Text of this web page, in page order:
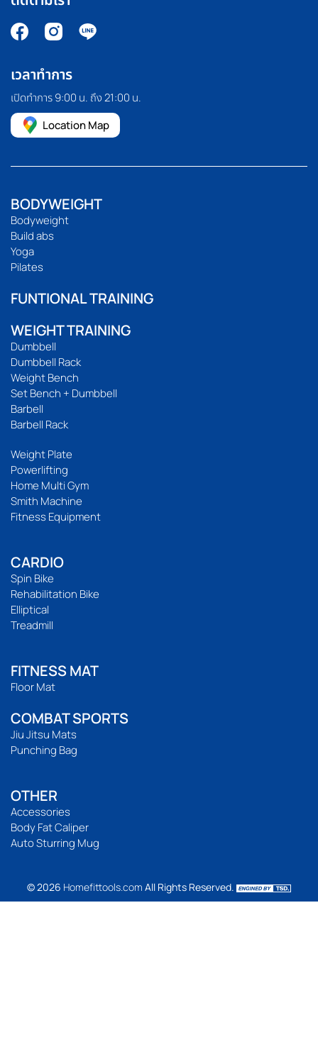
เวลาทำการ
เปิดทำการ 9:00 น. ถึง 21:00 น.
Location Map
BODYWEIGHT
Bodyweight
Build abs
Yoga
Pilates
FUNTIONAL TRAINING
WEIGHT TRAINING
Dumbbell
Dumbbell Rack
Weight Bench
Set Bench + Dumbbell
Barbell
Barbell Rack
Weight Plate
Powerlifting
Home Multi Gym
Smith Machine
Fitness Equipment
CARDIO
Spin Bike
Rehabilitation Bike
Elliptical
Treadmill
FITNESS MAT
Floor Mat
COMBAT SPORTS
Jiu Jitsu Mats
Punching Bag
OTHER
Accessories
Body Fat Caliper
Auto Sturring Mug
© 2026 Homefittools.com All Rights Reserved.